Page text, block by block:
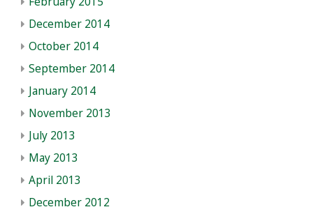
December 2014
October 2014
September 2014
January 2014
November 2013
July 2013
May 2013
April 2013
December 2012